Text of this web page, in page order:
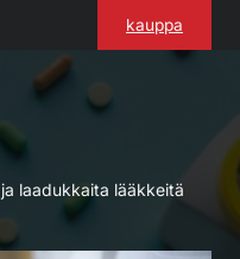
kauppa
laadukkaita lääkkeitä